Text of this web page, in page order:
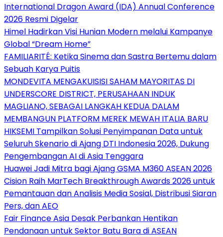
International Dragon Award (IDA) Annual Conference
2026 Resmi Digelar
Himel Hadirkan Visi Hunian Modern melalui Kampanye
Global “Dream Home”
FAMILIARITÉ: Ketika Sinema dan Sastra Bertemu dalam
Sebuah Karya Puitis
MONDEVITA MENGAKUISISI SAHAM MAYORITAS DI
UNDERSCORE DISTRICT, PERUSAHAAN INDUK
MAGLIANO, SEBAGAI LANGKAH KEDUA DALAM
MEMBANGUN PLATFORM MEREK MEWAH ITALIA BARU
HIKSEMI Tampilkan Solusi Penyimpanan Data untuk
Seluruh Skenario di Ajang DTI Indonesia 2026, Dukung
Pengembangan AI di Asia Tenggara
Huawei Jadi Mitra bagi Ajang GSMA M360 ASEAN 2026
Cision Raih MarTech Breakthrough Awards 2026 untuk
Pemantauan dan Analisis Media Sosial, Distribusi Siaran
Pers, dan AEO
Fair Finance Asia Desak Perbankan Hentikan
Pendanaan untuk Sektor Batu Bara di ASEAN